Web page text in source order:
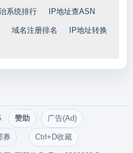
系统排行 IP地址查ASN
域名注册排名 IP地址转换
赞助 广告(Ad)
券 Ctrl+D收藏